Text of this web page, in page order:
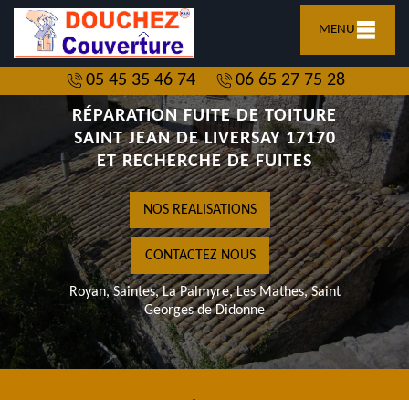
MENU
05 45 35 46 74
06 65 27 75 28
RÉPARATION FUITE DE TOITURE
SAINT JEAN DE LIVERSAY 17170
ET RECHERCHE DE FUITES
NOS REALISATIONS
CONTACTEZ NOUS
Royan, Saintes, La Palmyre, Les Mathes, Saint
Georges de Didonne